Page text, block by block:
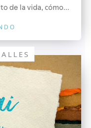
de la vida, cómo...